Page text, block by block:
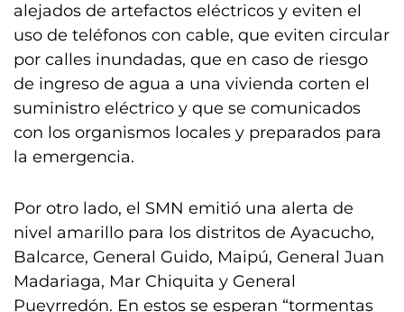
alejados de artefactos eléctricos y eviten el
uso de teléfonos con cable, que eviten circular
por calles inundadas, que en caso de riesgo
de ingreso de agua a una vivienda corten el
suministro eléctrico y que se comunicados
con los organismos locales y preparados para
la emergencia.
Por otro lado, el SMN emitió una alerta de
nivel amarillo para los distritos de Ayacucho,
Balcarce, General Guido, Maipú, General Juan
Madariaga, Mar Chiquita y General
Pueyrredón. En estos se esperan “tormentas